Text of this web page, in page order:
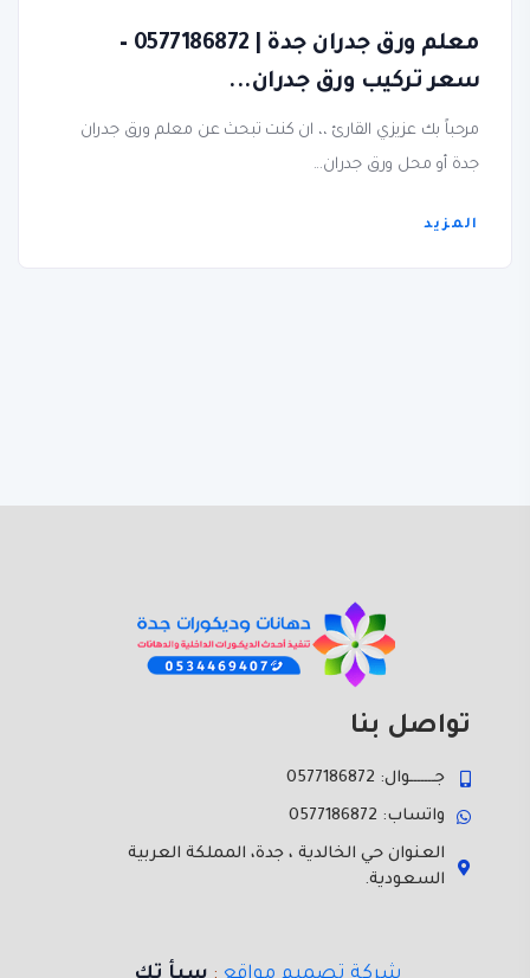
معلم ورق جدران جدة | 0577186872 –
سعر تركيب ورق جدران...
مرحباً بك عزيزي القارئ ،، ان كنت تبحث عن معلم ورق جدران
جدة أو محل ورق جدران...
المزيد
تواصل بنا
جـــــــوال: 0577186872
واتساب: 0577186872
العنوان حي الخالدية ، جدة، المملكة العربية
السعودية.